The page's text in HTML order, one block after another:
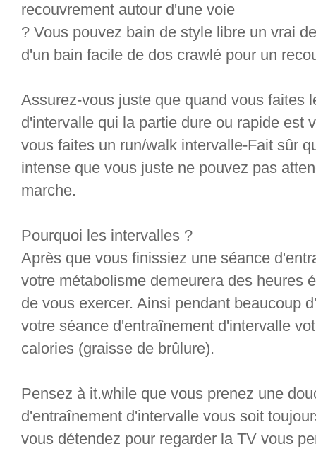
recouvrement autour d'une voie
? Vous pouvez bain de style libre un vrai
d'un bain facile de dos crawlé pour un
Assurez-vous juste que quand vous faites
d'intervalle qui la partie dure ou rapide est
vous faites un run/walk intervalle-Fait sûr
intense que vous juste ne pouvez pas
marche.
Pourquoi les intervalles ?
Après que vous finissiez une séance
votre métabolisme demeurera des heures
de vous exercer. Ainsi pendant beaucoup
votre séance d'entraînement d'intervalle
calories (graisse de brûlure).
Pensez à it.while que vous prenez une
d'entraînement d'intervalle vous soit
vous détendez pour regarder la TV vous